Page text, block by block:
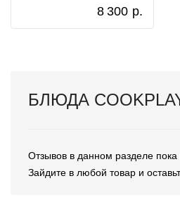
8 300 р.
БЛЮДА
Отзывов в данном разделе пока
Зайдите в любой товар и